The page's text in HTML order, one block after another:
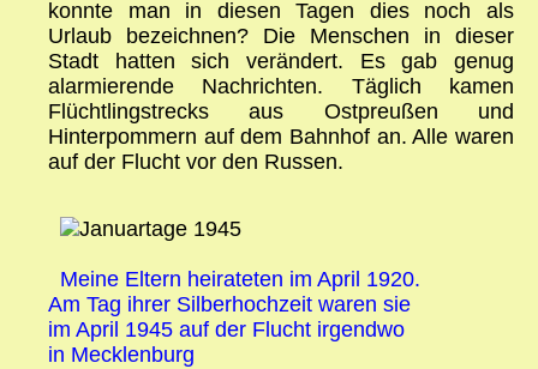
konnte man in diesen Tagen dies noch als
Urlaub bezeichnen? Die Menschen in dieser
Stadt hatten sich verändert. Es gab genug
alarmierende Nachrichten. Täglich kamen
Flüchtlingstrecks aus Ostpreußen und
Hinterpommern auf dem Bahnhof an. Alle waren
auf der Flucht vor den Russen.
Meine Eltern heirateten im April 1920.
Am Tag ihrer Silberhochzeit waren sie
im April 1945 auf der Flucht irgendwo
in Mecklenburg